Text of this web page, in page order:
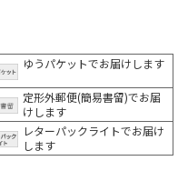
ゆうパケットでお届けします
定形外郵便(簡易書留)でお届
けします
レターパックライトでお届け
します